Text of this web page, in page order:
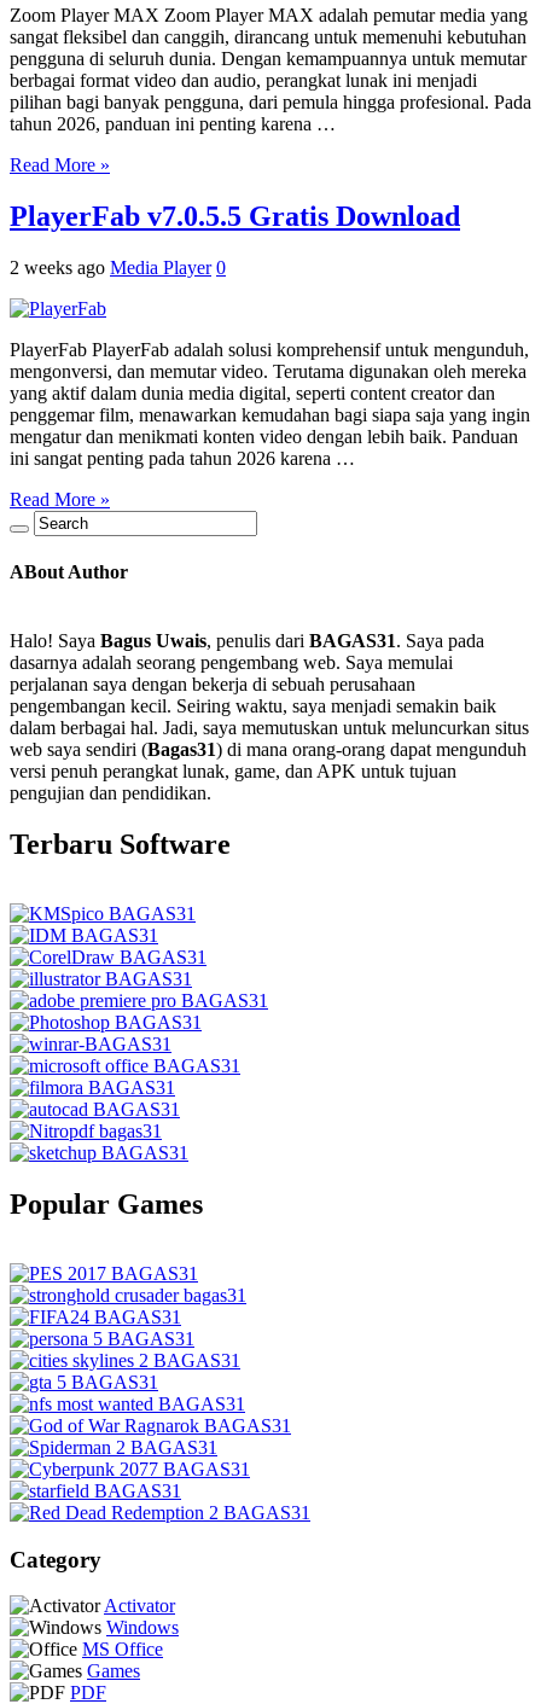
Zoom Player MAX Zoom Player MAX adalah pemutar media yang
sangat fleksibel dan canggih, dirancang untuk memenuhi kebutuhan
pengguna di seluruh dunia. Dengan kemampuannya untuk memutar
berbagai format video dan audio, perangkat lunak ini menjadi
pilihan bagi banyak pengguna, dari pemula hingga profesional. Pada
tahun 2026, panduan ini penting karena …
Read More »
PlayerFab v7.0.5.5 Gratis Download
2 weeks ago Media Player 0
PlayerFab PlayerFab adalah solusi komprehensif untuk mengunduh,
mengonversi, dan memutar video. Terutama digunakan oleh mereka
yang aktif dalam dunia media digital, seperti content creator dan
penggemar film, menawarkan kemudahan bagi siapa saja yang ingin
mengatur dan menikmati konten video dengan lebih baik. Panduan
ini sangat penting pada tahun 2026 karena …
Read More »
ABout Author
Halo! Saya Bagus Uwais, penulis dari BAGAS31. Saya pada
dasarnya adalah seorang pengembang web. Saya memulai
perjalanan saya dengan bekerja di sebuah perusahaan
pengembangan kecil. Seiring waktu, saya menjadi semakin baik
dalam berbagai hal. Jadi, saya memutuskan untuk meluncurkan situs
web saya sendiri (Bagas31) di mana orang-orang dapat mengunduh
versi penuh perangkat lunak, game, dan APK untuk tujuan
pengujian dan pendidikan.
Terbaru Software
Popular Games
Category
Activator
Windows
MS Office
Games
PDF